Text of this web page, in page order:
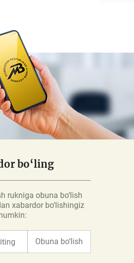
bo‘ling
rukniga obuna bo‘lish
xabardor bo‘lishingiz
Obuna bo‘lish